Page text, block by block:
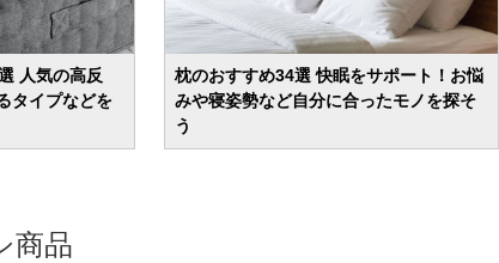
人気の高反
タイプなどを
枕のおすすめ34選 快眠をサポート！お悩
みや寝姿勢など自分に合ったモノを探そ
う
商品